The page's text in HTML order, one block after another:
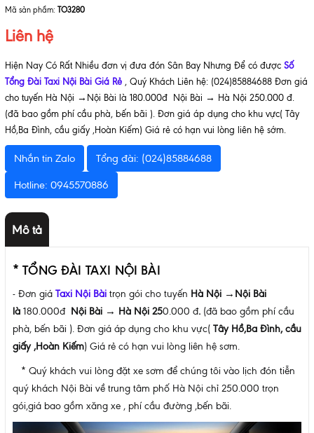
Mã sản phẩm: TO3280
Liên hệ
Hiện Nay Có Rất Nhiều đơn vị đưa đón Sân Bay Nhưng Để có được Số
Tổng Đài Taxi Nội Bài Giá Rẻ , Quý Khách Liên hệ: (024)85884688 Đơn giá
cho tuyến Hà Nội →Nội Bài là 180.000đ Nội Bài → Hà Nội 250.000 đ.
(đã bao gồm phí cầu phà, bến bãi ). Đơn giá áp dụng cho khu vực( Tây
Hồ,Ba Đình, cầu giấy ,Hoàn Kiếm) Giá rẻ có hạn vui lòng liên hệ sớm.
Nhắn tin Zalo Tổng đài: (024)85884688
Hotline: 0945570886
Mô tả
*TỔNG ĐÀI TAXI NỘI BÀI
- Đơn giá Taxi Nội Bài trọn gói cho tuyến Hà Nội → Nội Bài
là 180.000đ Nội Bài → Hà Nội 250.000 đ. (đã bao gồm phí cầu
phà, bến bãi ). Đơn giá áp dụng cho khu vực( Tây Hồ,Ba Đình, cầu
giấy ,Hoàn Kiếm) Giá rẻ có hạn vui lòng liên hệ sơm.
* Quý khách vui lòng đặt xe sơm để chúng tôi vào lịch đón tiễn
quý khách Nội Bài về trung tâm phố Hà Nội chỉ 250.000 trọn
gói,giá bao gồm xăng xe , phí cầu đường ,bến bãi.